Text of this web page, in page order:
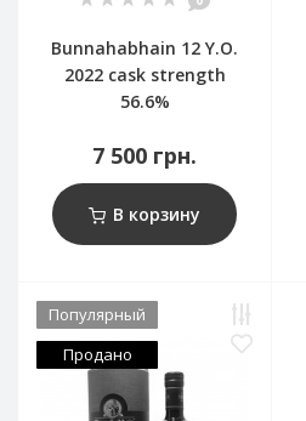
Bunnahabhain 12 Y.O.
2022 cask strength
56.6%
7 500 грн.
В корзину
Популярный
Продано